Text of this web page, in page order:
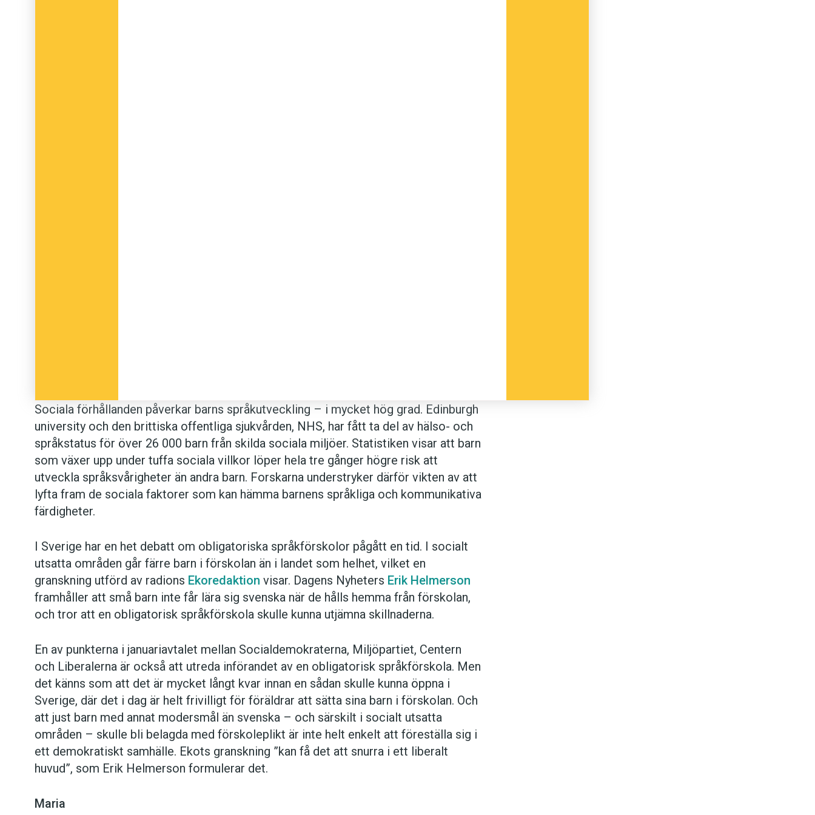
Sociala förhållanden påverkar barns språkutveckling – i mycket hög grad. Edinburgh
university och den brittiska offentliga sjukvården, NHS, har fått ta del av hälso- och
språkstatus för över 26 000 barn från skilda sociala miljöer. Statistiken visar att barn
som växer upp under tuffa sociala villkor löper hela tre gånger högre risk att
utveckla språksvårigheter än andra barn. Forskarna understryker därför vikten av att
lyfta fram de sociala faktorer som kan hämma barnens språkliga och kommunikativa
färdigheter.
I Sverige har en het debatt om obligatoriska språkförskolor pågått en tid. I socialt
utsatta områden går färre barn i förskolan än i landet som helhet, vilket en
granskning utförd av radions Ekoredaktion visar. Dagens Nyheters Erik Helmerson
framhåller att små barn inte får lära sig svenska när de hålls hemma från förskolan,
och tror att en obligatorisk språkförskola skulle kunna utjämna skillnaderna.
En av punkterna i januariavtalet mellan Socialdemokraterna, Miljöpartiet, Centern
och Liberalerna är också att utreda införandet av en obligatorisk språkförskola. Men
det känns som att det är mycket långt kvar innan en sådan skulle kunna öppna i
Sverige, där det i dag är helt frivilligt för föräldrar att sätta sina barn i förskolan. Och
att just barn med annat modersmål än svenska – och särskilt i socialt utsatta
områden – skulle bli belagda med förskoleplikt är inte helt enkelt att föreställa sig i
ett demokratiskt samhälle. Ekots granskning ”kan få det att snurra i ett liberalt
huvud”, som Erik Helmerson formulerar det.
Maria